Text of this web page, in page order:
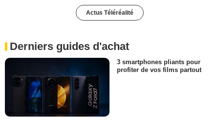
Actus Téléréalité
Derniers guides d'achat
3 smartphones pliants pour
profiter de vos films partout